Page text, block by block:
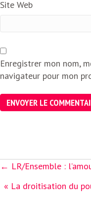
Site Web
Enregistrer mon nom,
navigateur pour mon
Posts
← LR/Ensemble :
« La droitisation du